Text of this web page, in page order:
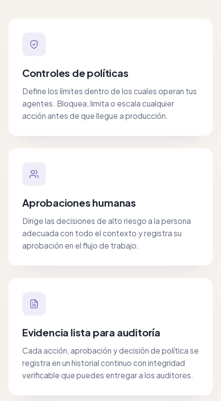
Controles de políticas
Define los límites dentro de los cuales operan tus
agentes. Bloquea, limita o escala cualquier
acción antes de que llegue a producción.
Aprobaciones humanas
Dirige las decisiones de alto riesgo a la persona
adecuada con todo el contexto y registra su
aprobación en el flujo de trabajo.
Evidencia lista para auditoría
Cada acción, aprobación y decisión de política se
registra en un historial continuo con integridad
verificable que puedes entregar a los auditores.